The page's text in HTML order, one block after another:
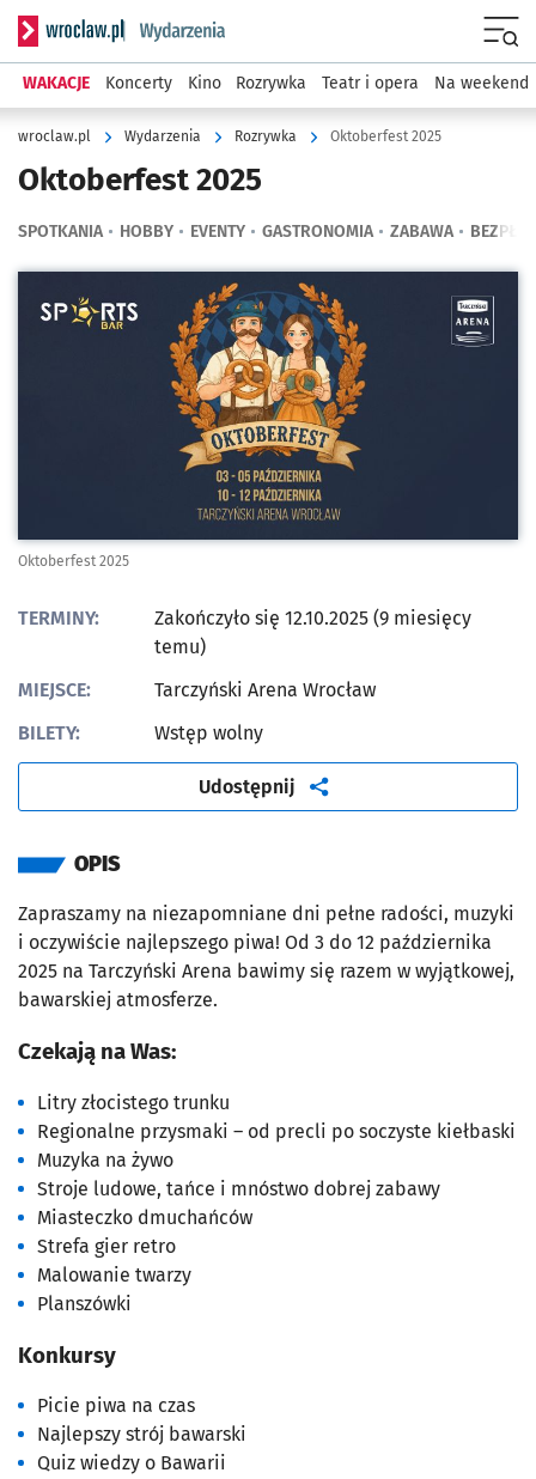
Serwis informacyjny wroclaw.pl podserwis: Wydarzenia
WAKACJE Koncerty Kino Rozrywka Teatr i opera Na weekend
wroclaw.pl Wydarzenia Rozrywka Oktoberfest 2025
Oktoberfest 2025
SPOTKANIA HOBBY EVENTY GASTRONOMIA ZABAWA
Oktoberfest 2025
TERMINY:
Zakończyło się 12.10.2025 (9 miesięcy
temu)
MIEJSCE:
Tarczyński Arena Wrocław
BILETY:
Wstęp wolny
Udostępnij artykuł
OPIS
Zapraszamy na niezapomniane dni pełne radości, muzyki
i oczywiście najlepszego piwa! Od 3 do 12 października
2025 na Tarczyński Arena bawimy się razem w wyjątkowej,
bawarskiej atmosferze.
Czekają na Was:
Litry złocistego trunku
Regionalne przysmaki – od precli po soczyste kiełbaski
Muzyka na żywo
Stroje ludowe, tańce i mnóstwo dobrej zabawy
Miasteczko dmuchańców
Strefa gier retro
Malowanie twarzy
Planszówki
Konkursy
Picie piwa na czas
Najlepszy strój bawarski
Quiz wiedzy o Bawarii